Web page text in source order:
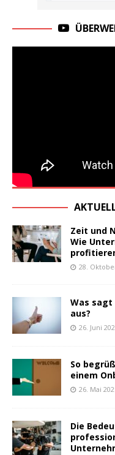
Zeit und
Wie
28.
Was sagt
aus?
26. Juni
So
einem
26. Mai
Die